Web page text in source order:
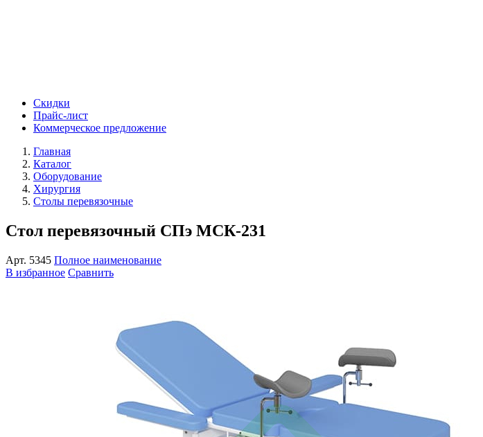
Скидки
Прайс-лист
Коммерческое предложение
Главная
Каталог
Оборудование
Хирургия
Столы перевязочные
Стол перевязочный СПэ МСК-231
Арт. 5345 Полное наименование
В избранное Сравнить